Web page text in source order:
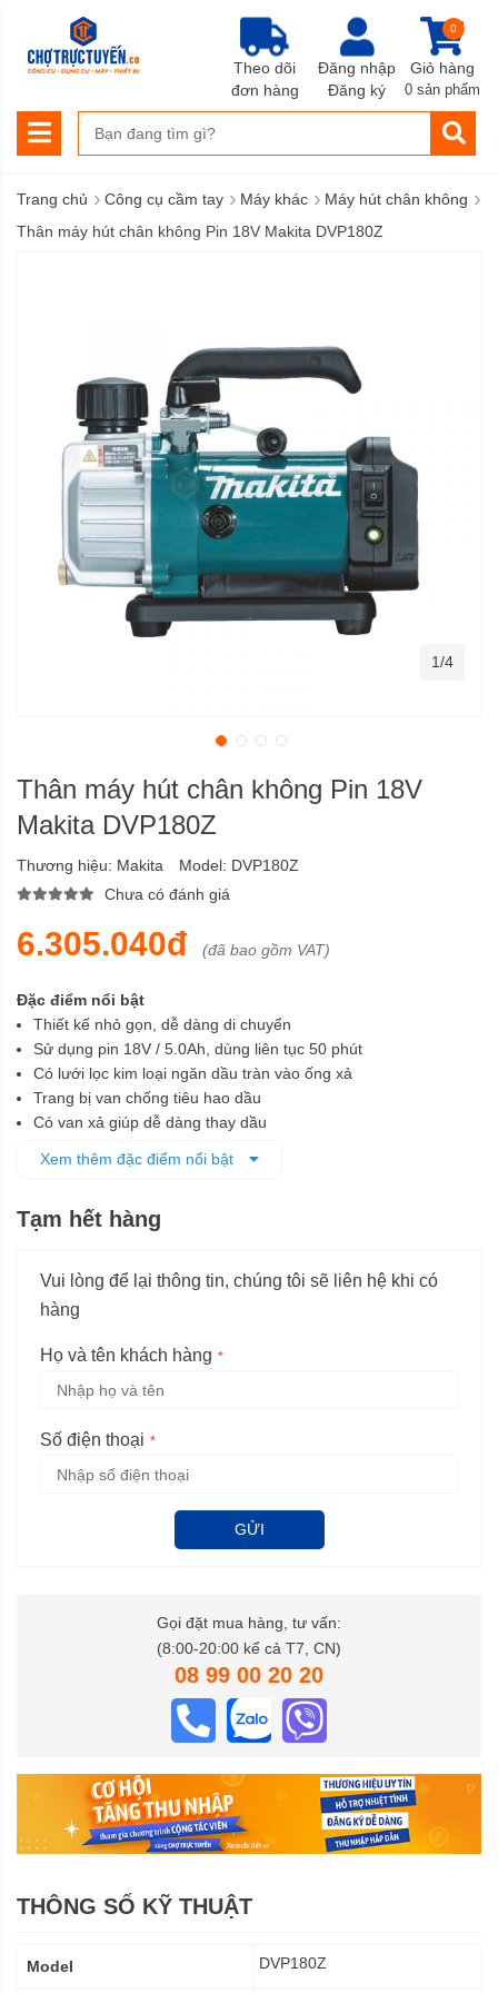
Đăng nhập
Đăng ký
Giỏ hàng
0
0 sản phẩm
Theo dõi
đơn hàng
Trang chủ › Công cụ cầm tay › Máy khác › Máy hút chân không ›
Thân máy hút chân không Pin 18V Makita DVP180Z
Thân máy hút chân không Pin 18V
Makita DVP180Z
Thương hiệu: Makita Model: DVP180Z
Chưa có đánh giá
6.305.040đ (đã bao gồm VAT)
Đặc điểm nổi bật
Thiết kế nhỏ gọn, dễ dàng di chuyển
Sử dụng pin 18V / 5.0Ah, dùng liên tục 50 phút
Có lưới lọc kim loại ngăn dầu tràn vào ống xả
Trang bị van chống tiêu hao dầu
Có van xả giúp dễ dàng thay dầu
Xem thêm đặc điểm nổi bật
Tạm hết hàng
Vui lòng để lại thông tin, chúng tôi sẽ liên hệ khi có
hàng
Họ và tên khách hàng
Số điện thoại
GỬI
Gọi đặt mua hàng, tư vấn:
(8:00-20:00 kể cả T7, CN)
08 99 00 20 20
1/4
THÔNG SỐ KỸ THUẬT
Model DVP180Z